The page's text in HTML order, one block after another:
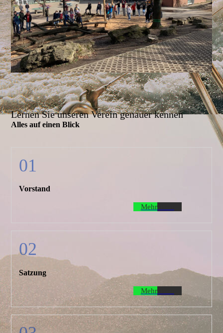
Lernen Sie unseren Verein genauer kennen
Alles auf einen Blick
01
Vorstand
Mehr dazu
02
Satzung
Mehr dazu